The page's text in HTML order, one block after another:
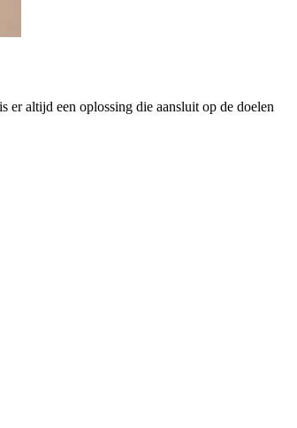
altijd een oplossing die aansluit op de doelen